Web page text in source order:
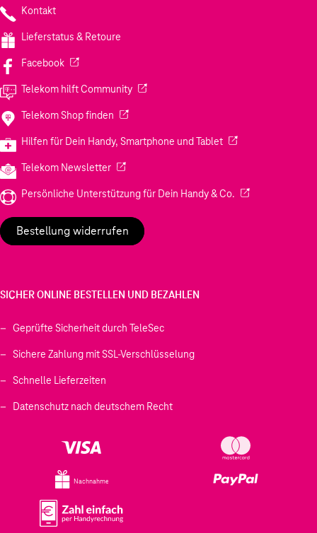
Kontakt
Lieferstatus & Retoure
Facebook(Wird in einem neuen Tab geöffnet)
Telekom hilft Community(Wird in einem neuen Tab geöffnet)
Telekom Shop finden (Wird in einem neuen Tab geöffnet)
Hilfen für Dein Handy, Smartphone und Tablet(Wird in einem
Telekom Newsletter(Wird in einem neuen Tab geöffnet)
Persönliche Unterstützung für Dein Handy & Co. (Wird in einem
Bestellung widerrufen
SICHER ONLINE BESTELLEN UND BEZAHLEN
Geprüfte Sicherheit durch TeleSec
Sichere Zahlung mit SSL-Verschlüsselung
Schnelle Lieferzeiten
Datenschutz nach deutschem Recht
Nachnahme